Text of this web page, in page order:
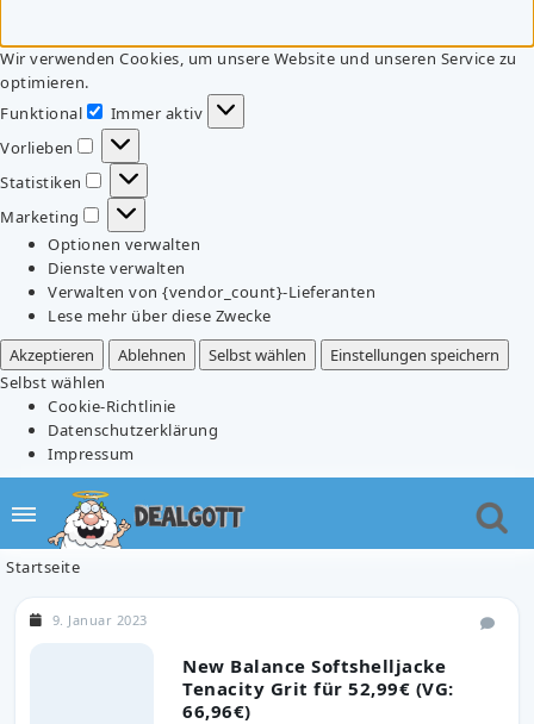
Wir verwenden Cookies, um unsere Website und unseren Service zu
optimieren.
Funktional
Funktional
Immer aktiv
Vorlieben
Vorlieben
Statistiken
Statistiken
Marketing
Marketing
Optionen verwalten
Dienste verwalten
Verwalten von {vendor_count}-Lieferanten
Lese mehr über diese Zwecke
Akzeptieren
Ablehnen Selbst wählen
Einstellungen speichern
Selbst wählen
Cookie-Richtlinie
Datenschutzerklärung
Impressum
Startseite
New Balance Softshelljacke
Tenacity Grit für 52,99€ (VG:
66,96€)
9. Januar 2023